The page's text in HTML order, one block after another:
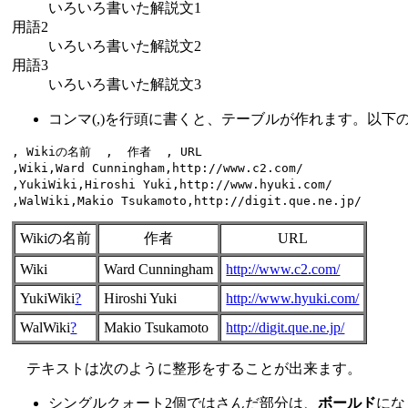
いろいろ書いた解説文1
用語2
いろいろ書いた解説文2
用語3
いろいろ書いた解説文3
コンマ(,)を行頭に書くと、テーブルが作れます。以下
, Wikiの名前  ,  作者  , URL
,Wiki,Ward Cunningham,http://www.c2.com/
,YukiWiki,Hiroshi Yuki,http://www.hyuki.com/
Wikiの名前 作者
URL
Wiki
Ward Cunningham
http://www.c2.com/
YukiWiki? Hiroshi Yuki
http://www.hyuki.com/
WalWiki? Makio Tsukamoto http://digit.que.ne.jp/
テキストは次のように整形をすることが出来ます。
シングルクォート2個ではさんだ部分は、ボールドにな